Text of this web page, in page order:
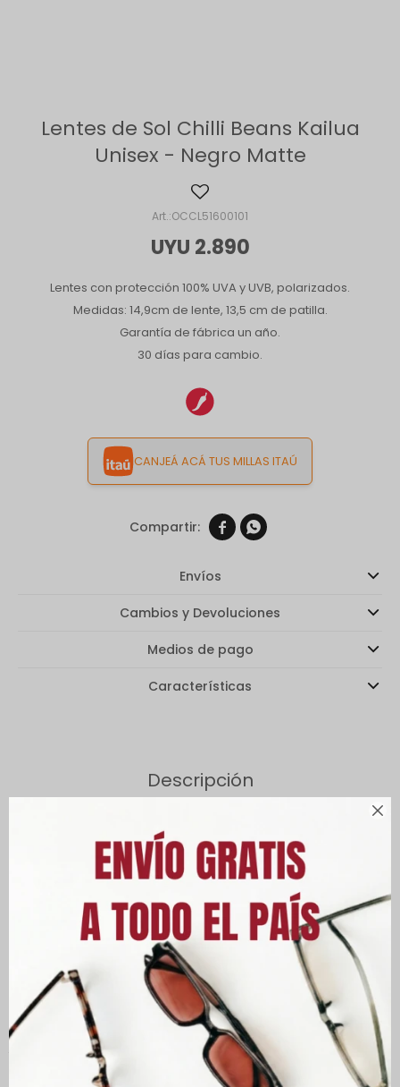

Lentes de Sol Chilli Beans Kailua
Unisex - Negro Matte
OCCL51600101
UYU 2.890
Lentes con protección 100% UVA y UVB, polarizados.
Medidas: 14,9cm de lente, 13,5 cm de patilla.
Garantía de fábrica un año.
30 días para cambio.
CANJEÁ ACÁ TUS MILLAS ITAÚ
 
Envíos
Cambios y Devoluciones
Medios de pago
Características
Descripción
Ivete Sangalo es música, glamour y actitud, y esta colaboración
lo reúne todo. Lentes de sol unisex Ivete Sangalo con forma de
máscara solo en las lentes, este modelo es moderno e inspirado
en la presencia escénica y la estética de la cantante en sus
conciertos. Su silueta evoca un aire futurista y glamuroso,
recordando la estética de los 2000 y el estilo de las divas del
pop. Inspiradas en sus potentes actuaciones en directo y en el
álbum Berimbau Metalizado . Patillas con detalle de corte en
forma de "V" que aporta ligereza y un ajuste ceñido al rostro.
Logotipo de Ivete en los extremos de las patillas. Una fusión de